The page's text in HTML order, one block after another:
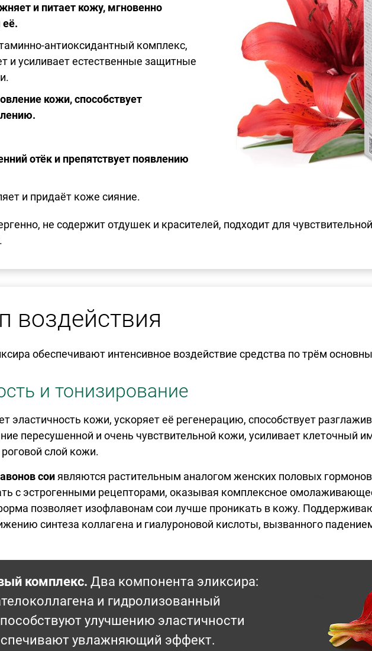
и питает кожу, мгновенно
её.
антиоксидантный комплекс,
и усиливает естественные защитные
кожи, способствует
отёк и препятствует появлению
и придаёт коже сияние.
не содержит отдушек и красителей, подходит для
воздействия
обеспечивают интенсивное воздействие средства по трём
и тонизирование
эластичность кожи, ускоряет её регенерацию, способствует
пересушенной и очень чувствительной кожи, усиливает клеточный
слой кожи.
соиявляются растительным аналогом женских половых
с эстрогенными рецепторами, оказывая комплексное
позволяет изофлавонам сои лучше проникать в кожу.
синтеза коллагена и гиалуроновой кислоты, вызванного
комплекс. Два компонента эликсира:
и гидролизованный
улучшению эластичности
увлажняющий эффект.